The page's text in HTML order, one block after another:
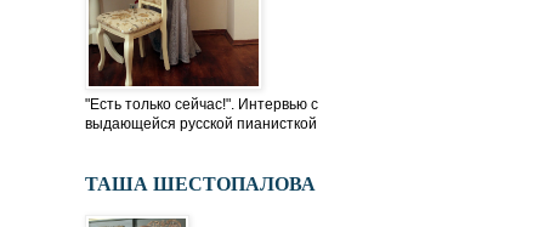
"Есть только сейчас!". Интервью с
выдающейся русской пианисткой
ТАША ШЕСТОПАЛОВА